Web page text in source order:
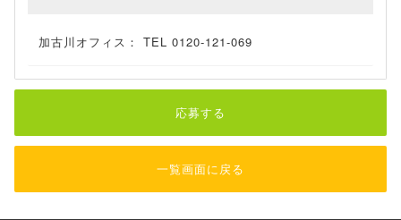
加古川オフィス： TEL 0120-121-069
応募する
一覧画面に戻る